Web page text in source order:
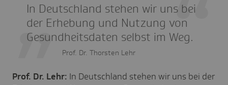
In Deutschland stehen wir uns bei
der Erhebung und Nutzung von
Gesundheitsdaten selbst im Weg.
Prof. Dr. Thorsten Lehr
Prof. Dr. Lehr: In Deutschland stehen wir uns bei der